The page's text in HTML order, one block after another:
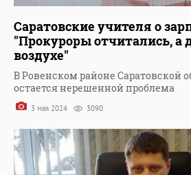
Саратовские учителя о
"Прокуроры отчитались, а
воздухе"
В Ровенском районе Саратовской
остается нерешенной проблема
3 мая 2024 3090